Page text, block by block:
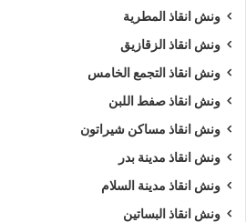
ونش انقاذ المطرية
ونش انقاذ الزقازيق
ونش انقاذ التجمع الخامس
ونش انقاذ صفط اللبن
ونش انقاذ مساكن شيراتون
ونش انقاذ مدينة بدر
ونش انقاذ مدينة السلام
ونش انقاذ البساتين